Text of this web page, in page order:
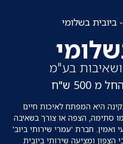
-ביובית בשלומי
ושאיבות בע"מ
החל מ 500 ש"ח
היא המפתח לאיכות חיים
סתימה, הצפה או צורך בשאיבה
ואמין. חברת 'עמרי שירותי ביוב'
הצפון ומציעה שירותי ביובית